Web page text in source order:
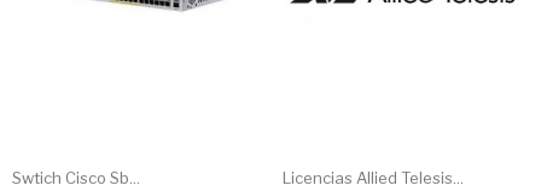
Swtich Cisco Sb...
Licencias Allied Telesis...